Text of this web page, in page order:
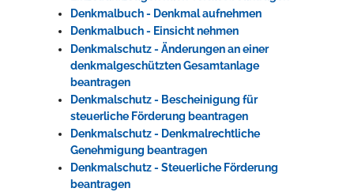
Denkmalbuch - Denkmal aufnehmen
Denkmalbuch - Einsicht nehmen
Denkmalschutz - Änderungen an einer
denkmalgeschützten Gesamtanlage
beantragen
Denkmalschutz - Bescheinigung für
steuerliche Förderung beantragen
Denkmalschutz - Denkmalrechtliche
Genehmigung beantragen
Denkmalschutz - Steuerliche Förderung
beantragen